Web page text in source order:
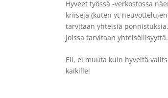
Hyveet työssä -verkostossa
kriisejä (kuten yt-
tarvitaan yhteisiä
joissa tarvitaan yhteisöllisyyttä.
Eli, ei muuta kuin hyveitä
kaikille!